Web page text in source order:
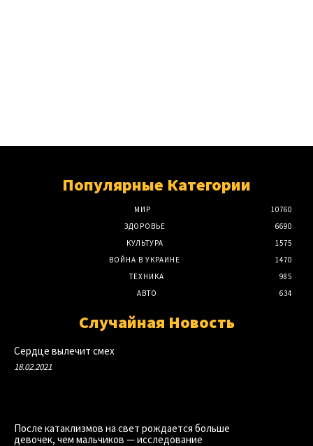
Популярные Категории
МИР
10760
ЗДОРОВЬЕ
6690
КУЛЬТУРА
1575
ВОЙНА В УКРАИНЕ
1470
ТЕХНИКА
985
АВТО
634
Случайная Новость
Сердце вылечит смех
18.02.2021
После катаклизмов на свет рождается больше
девочек, чем мальчиков — исследование